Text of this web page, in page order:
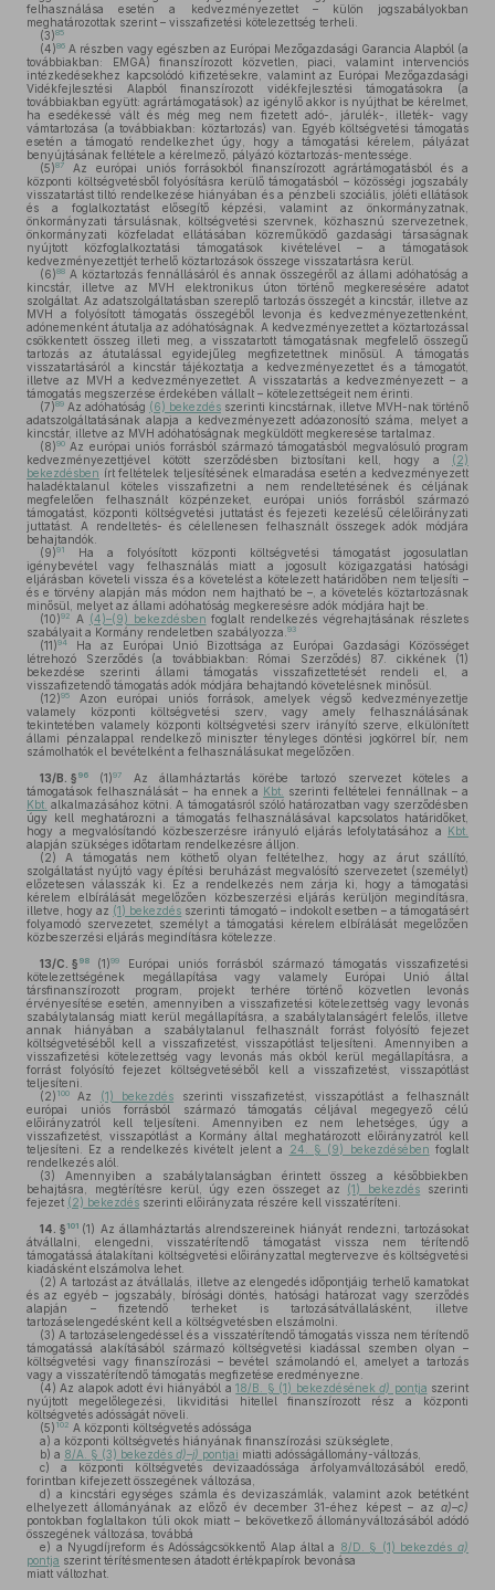
felhasználása esetén a kedvezményezettet – külön jogszabályokban
meghatározottak szerint – visszafizetési kötelezettség terheli.
(3)85
(4)86 A részben vagy egészben az Európai Mezőgazdasági Garancia Alapból (a
továbbiakban: EMGA) finanszírozott közvetlen, piaci, valamint intervenciós
intézkedésekhez kapcsolódó kifizetésekre, valamint az Európai Mezőgazdasági
Vidékfejlesztési Alapból finanszírozott vidékfejlesztési támogatásokra (a
továbbiakban együtt: agrártámogatások) az igénylő akkor is nyújthat be kérelmet,
ha esedékessé vált és még meg nem fizetett adó-, járulék-, illeték- vagy
vámtartozása (a továbbiakban: köztartozás) van. Egyéb költségvetési támogatás
esetén a támogató rendelkezhet úgy, hogy a támogatási kérelem, pályázat
benyújtásának feltétele a kérelmező, pályázó köztartozás-mentessége.
(5)87
Az európai uniós forrásokból finanszírozott agrártámogatásból és a
központi költségvetésből folyósításra kerülő támogatásból – közösségi jogszabály
visszatartást tiltó rendelkezése hiányában és a pénzbeli szociális, jóléti ellátások
és a foglalkoztatást elősegítő képzési, valamint az önkormányzatnak,
önkormányzati társulásnak, költségvetési szervnek, közhasznú szervezetnek,
önkormányzati közfeladat ellátásában közreműködő gazdasági társaságnak
nyújtott közfoglalkoztatási támogatások kivételével – a támogatások
kedvezményezettjét terhelő köztartozások összege visszatartásra kerül.
(6)88 A köztartozás fennállásáról és annak összegéről az állami adóhatóság a
kincstár, illetve az MVH elektronikus úton történő megkeresésére adatot
szolgáltat. Az adatszolgáltatásban szereplő tartozás összegét a kincstár, illetve az
MVH a folyósított támogatás összegéből levonja és kedvezményezettenként,
adónemenként átutalja az adóhatóságnak. A kedvezményezettet a köztartozással
csökkentett összeg illeti meg, a visszatartott támogatásnak megfelelő összegű
tartozás az átutalással egyidejűleg megfizetettnek minősül. A támogatás
visszatartásáról a kincstár tájékoztatja a kedvezményezettet és a támogatót,
illetve az MVH a kedvezményezettet. A visszatartás a kedvezményezett – a
támogatás megszerzése érdekében vállalt – kötelezettségeit nem érinti.
(7)89 Az adóhatóság (6) bekezdés szerinti kincstárnak, illetve MVH-nak történő
adatszolgáltatásának alapja a kedvezményezett adóazonosító száma, melyet a
kincstár, illetve az MVH adóhatóságnak megküldött megkeresése tartalmaz.
(8)90 Az európai uniós forrásból származó támogatásból megvalósuló program
kedvezményezettjével kötött szerződésben biztosítani kell, hogy a (2)
bekezdésben írt feltételek teljesítésének elmaradása esetén a kedvezményezett
haladéktalanul köteles visszafizetni a nem rendeltetésének és céljának
megfelelően felhasznált közpénzeket, európai uniós forrásból származó
támogatást, központi költségvetési juttatást és fejezeti kezelésű célelőirányzati
juttatást. A rendeltetés- és célellenesen felhasznált összegek adók módjára
behajtandók.
(9)91
Ha a folyósított központi költségvetési támogatást jogosulatlan
igénybevétel vagy felhasználás miatt a jogosult közigazgatási hatósági
eljárásban követeli vissza és a követelést a kötelezett határidőben nem teljesíti –
és e törvény alapján más módon nem hajtható be –, a követelés köztartozásnak
minősül, melyet az állami adóhatóság megkeresésre adók módjára hajt be.
(10)92 A (4)–(9) bekezdésben foglalt rendelkezés végrehajtásának részletes
szabályait a Kormány rendeletben szabályozza. 93
(11)94
Ha az Európai Unió Bizottsága az Európai Gazdasági Közösséget
létrehozó Szerződés (a továbbiakban: Római Szerződés) 87. cikkének (1)
bekezdése szerinti állami támogatás visszafizettetését rendeli el, a
visszafizetendő támogatás adók módjára behajtandó követelésnek minősül.
(12)95
Azon európai uniós források, amelyek végső kedvezményezettje
valamely központi költségvetési szerv, vagy amely felhasználásának
tekintetében valamely központi költségvetési szerv irányító szerve, elkülönített
állami pénzalappal rendelkező miniszter tényleges döntési jogkörrel bír, nem
számolhatók el bevételként a felhasználásukat megelőzően.
13/B. § 96 (1)97Az államháztartás körébe tartozó szervezet köteles a
támogatások felhasználását – ha ennek a Kbt.
szerinti feltételei fennállnak – a
Kbt. alkalmazásához kötni. A támogatásról szóló határozatban vagy szerződésben
úgy kell meghatározni a támogatás felhasználásával kapcsolatos határidőket,
hogy a megvalósítandó közbeszerzésre irányuló eljárás lefolytatásához a Kbt.
alapján szükséges időtartam rendelkezésre álljon.
(2) A támogatás nem köthető olyan feltételhez, hogy az árut szállító,
szolgáltatást nyújtó vagy építési beruházást megvalósító szervezetet (személyt)
előzetesen válasszák ki. Ez a rendelkezés nem zárja ki, hogy a támogatási
kérelem elbírálását megelőzően közbeszerzési eljárás kerüljön megindításra,
illetve, hogy az (1) bekezdés szerinti támogató – indokolt esetben – a támogatásért
folyamodó szervezetet, személyt a támogatási kérelem elbírálását megelőzően
közbeszerzési eljárás megindításra kötelezze.
13/C. § 98 (1)99
Európai uniós forrásból származó támogatás visszafizetési
kötelezettségének megállapítása vagy valamely Európai Unió által
társfinanszírozott program, projekt terhére történő közvetlen levonás
érvényesítése esetén, amennyiben a visszafizetési kötelezettség vagy levonás
szabálytalanság miatt kerül megállapításra, a szabálytalanságért felelős, illetve
annak hiányában a szabálytalanul felhasznált forrást folyósító fejezet
költségvetéséből kell a visszafizetést, visszapótlást teljesíteni. Amennyiben a
visszafizetési kötelezettség vagy levonás más okból kerül megállapításra, a
forrást folyósító fejezet költségvetéséből kell a visszafizetést, visszapótlást
teljesíteni.
(2) 100 Az (1) bekezdés szerinti visszafizetést, visszapótlást a felhasznált
európai uniós forrásból származó támogatás céljával megegyező célú
előirányzatról kell teljesíteni. Amennyiben ez nem lehetséges, úgy a
visszafizetést, visszapótlást a Kormány által meghatározott előirányzatról kell
teljesíteni. Ez a rendelkezés kivételt jelent a
24. § (9) bekezdésében foglalt
rendelkezés alól.
(3) Amennyiben a szabálytalanságban érintett összeg a későbbiekben
behajtásra, megtérítésre kerül, úgy ezen összeget az (1) bekezdés szerinti
fejezet (2) bekezdés szerinti előirányzata részére kell visszatéríteni.
14. § 101 (1) Az államháztartás alrendszereinek hiányát rendezni, tartozásokat
átvállalni, elengedni, visszatérítendő támogatást vissza nem térítendő
támogatássá átalakítani költségvetési előirányzattal megtervezve és költségvetési
kiadásként elszámolva lehet.
(2) A tartozást az átvállalás, illetve az elengedés időpontjáig terhelő kamatokat
és az egyéb – jogszabály, bírósági döntés, hatósági határozat vagy szerződés
alapján – fizetendő terheket is tartozásátvállalásként, illetve
tartozáselengedésként kell a költségvetésben elszámolni.
(3) A tartozáselengedéssel és a visszatérítendő támogatás vissza nem térítendő
támogatássá alakításából származó költségvetési kiadással szemben olyan –
költségvetési vagy finanszírozási – bevétel számolandó el, amelyet a tartozás
vagy a visszatérítendő támogatás megfizetése eredményezne.
(4) Az alapok adott évi hiányából a18/B. § (1) bekezdésénekd) pontja szerint
nyújtott megelőlegezési, likviditási hitellel finanszírozott rész a központi
költségvetés adósságát növeli.
(5) 102 A központi költségvetés adóssága
a) a központi költségvetés hiányának finanszírozási szükséglete,
b) a 8/A. § (3) bekezdés d)–j) pontjai miatti adósságállomány-változás,
c) a központi költségvetés devizaadóssága árfolyamváltozásából eredő,
forintban kifejezett összegének változása,
d) a kincstári egységes számla és devizaszámlák, valamint azok betétként
elhelyezett állományának az előző év december 31-éhez képest – az a)–c)
pontokban foglaltakon túli okok miatt – bekövetkező állományváltozásából adódó
összegének változása, továbbá
e) a Nyugdíjreform és Adósságcsökkentő Alap által a 8/D. § (1) bekezdésa)
pontja szerint térítésmentesen átadott értékpapírok bevonása
miatt változhat.